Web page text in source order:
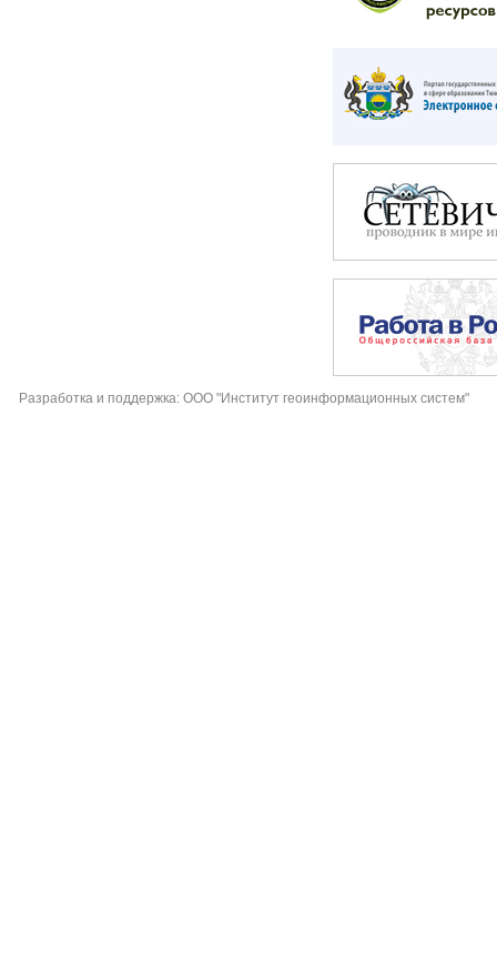
Разработка и поддержка: ООО "Институт геоинформационных систем"